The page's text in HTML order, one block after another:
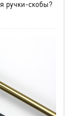
ручки-скобы?